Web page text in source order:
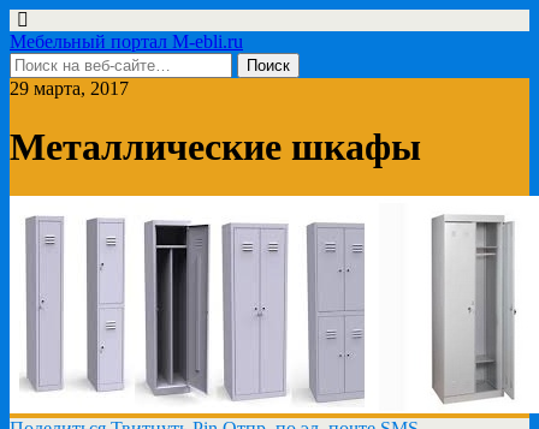
Мебельный портал M-ebli.ru
29 марта, 2017
Металлические шкафы